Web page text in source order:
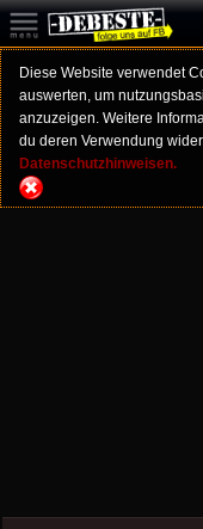
Diese Website verwendet
auswerten, um
anzuzeigen. Weitere
du deren Verwendung
Datenschutzhinweisen.